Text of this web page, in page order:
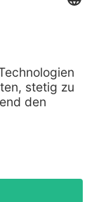
- Alle